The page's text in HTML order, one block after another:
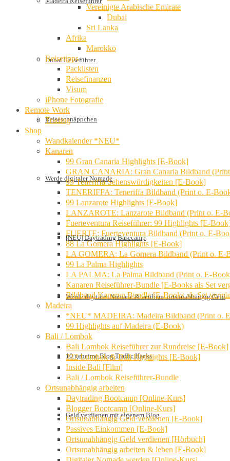
Dubai Reiseführer
Reiseschnäppchen
Werde digitaler Nomade
[NEU] Daytrading Basecamp
Werde digitaler Nomade & verdiene ortsunabhängig Geld
10 geheime Blog Traffic Hacks
Geld verdienen mit eigenem Blog
Vereinigte Arabische Emirate
Dubai
Sri Lanka
Afrika
Marokko
Reisetipps
Packlisten
Reisefinanzen
Visum
iPhone Fotografie
Remote Work
Trading
Shop
Wandkalender *NEU*
Kanaren
99 Gran Canaria Highlights [E-Book]
GRAN CANARIA: Gran Canaria Bildband
99 Teneriffa Sehenswürdigkeiten [E-Book]
TENERIFFA: Teneriffa Bildband (Print o. E-
99 Lanzarote Highlights [E-Book]
LANZAROTE: Lanzarote Bildband (Print o. E-
Fuerteventura Reiseführer: 99 Highlights [E-
FUERTE: Fuerteventura Bildband (Print o. E-
88 La Gomera Highlights [E-Book]
LA GOMERA: La Gomera Bildband (Print o. E-
99 La Palma Highlights
LA PALMA: La Palma Bildband (Print o. E-
Kanaren Reiseführer-Bundle [E-Books als Set
Bildband Kanaren Bundle [E-Books als Set
Madeira
*NEU* MADEIRA: Madeira Bildband (Print o.
99 Highlights auf Madeira (E-Book)
Bali / Lombok
Bali Lombok Reiseführer zur Rundreise [E-Book]
222 Lombok & Bali Highlights [E-Book]
Inside Bali [Film]
Bali / Lombok Reiseführer-Bundle
Ortsunabhängig arbeiten
Daytrading Bootcamp [Online-Kurs]
Blogger Bootcamp [Online-Kurs]
Ortsunabhängig Geld verdienen [E-Book]
Passives Einkommen [E-Book]
Ortsunabhängig Geld verdienen [Hörbuch]
Ortsunabhängig arbeiten & leben [E-Book]